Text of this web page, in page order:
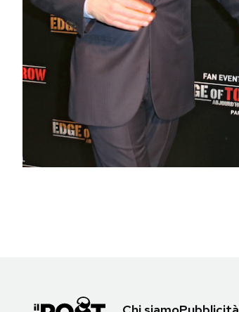
PODCAST
NEWSLETTER
I MIEI PREFERITI
SHOP
Newsletter